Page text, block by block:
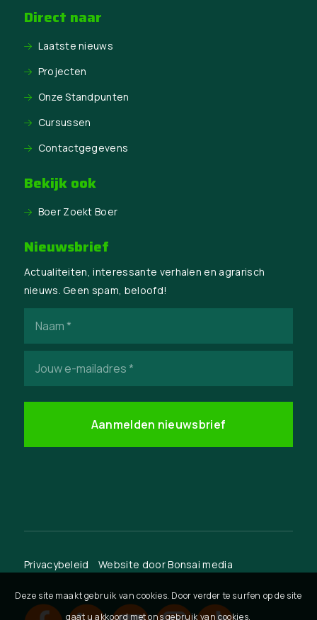
Direct naar
Laatste nieuws
Projecten
Onze Standpunten
Cursussen
Contactgegevens
Bekijk ook
Boer Zoekt Boer
Nieuwsbrief
Actualiteiten, interessante verhalen en agrarisch
nieuws. Geen spam, beloofd!
mailadres
Privacybeleid Website doorBonsai media
Deze site maakt gebruik van cookies. Door verder te surfen op de site
gaat u akkoord met ons gebruik van cookies.